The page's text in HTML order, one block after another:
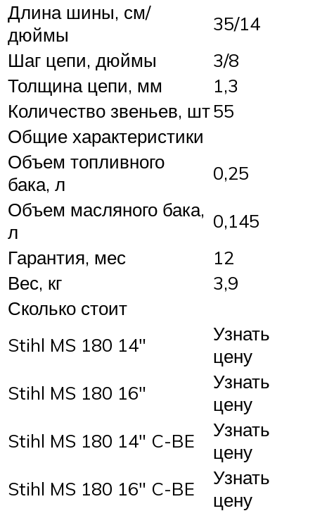
Длина шины, см/
дюймы
35/14
Шаг цепи, дюймы
3/8
Толщина цепи, мм
1,3
Количество звеньев, шт55
Общие характеристики
Объем топливного
бака, л
0,25
Объем масляного бака,
л
0,145
Гарантия, мес
12
Вес, кг
3,9
Сколько стоит
Stihl MS 180 14″
Узнать
цену
Stihl MS 180 16″
Узнать
цену
Stihl MS 180 14″ C-BE
Узнать
цену
Stihl MS 180 16″ C-BE
Узнать
цену